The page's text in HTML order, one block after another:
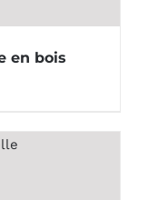
en bois